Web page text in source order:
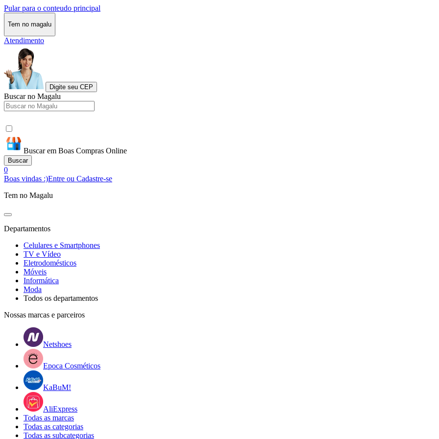
Pular para o conteudo principal
Tem no magalu
Atendimento
Digite seu CEP
Buscar no Magalu
Buscar em Boas Compras Online
Buscar
0
Boas vindas :)Entre ou Cadastre-se
Tem no Magalu
Departamentos
Celulares e Smartphones
TV e Vídeo
Eletrodomésticos
Móveis
Informática
Moda
Todos os departamentos
Nossas marcas e parceiros
Netshoes
Epoca Cosméticos
KaBuM!
AliExpress
Todas as marcas
Todas as categorias
Todas as subcategorias